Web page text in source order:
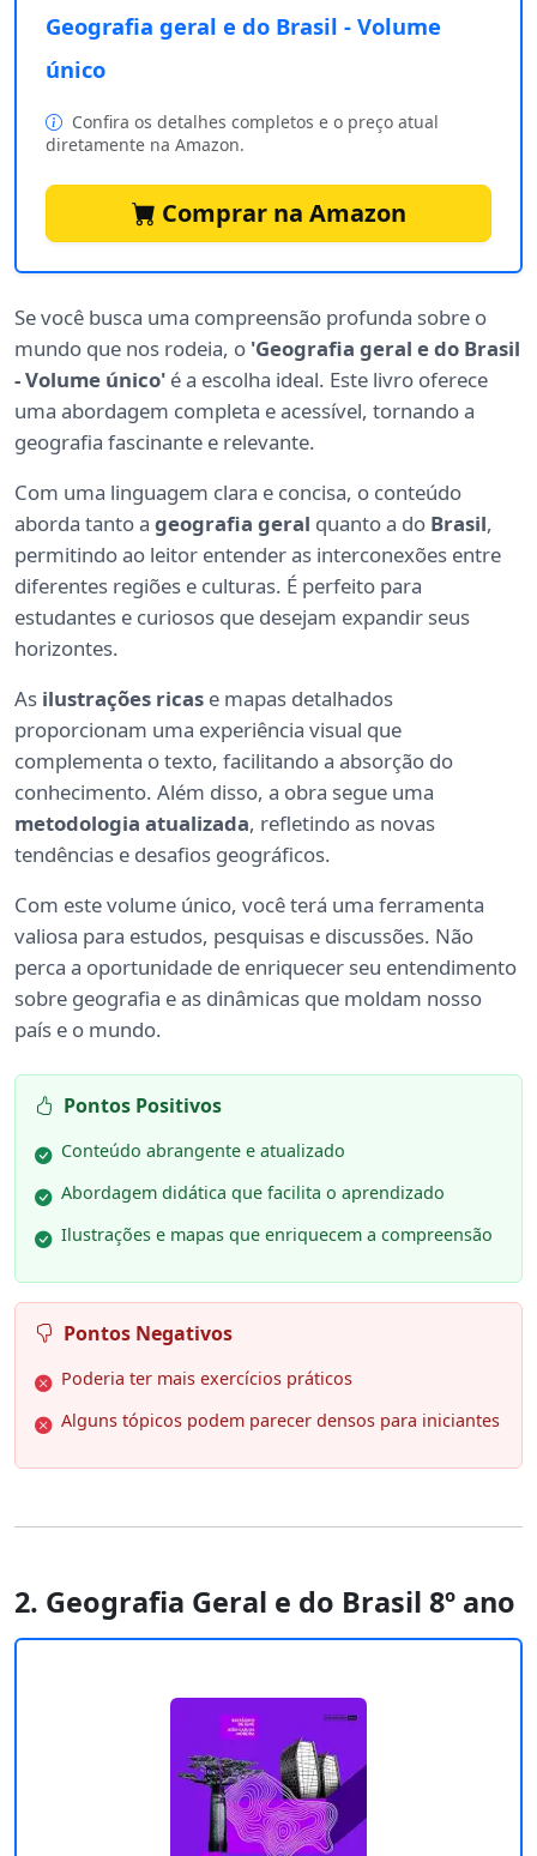
Geografia geral e do Brasil - Volume
único
Confira os detalhes completos e o preço atual
diretamente na Amazon.
Comprar na Amazon
Se você busca uma compreensão profunda sobre o
mundo que nos rodeia, o 'Geografia geral e do Brasil
- Volume único' é a escolha ideal. Este livro oferece
uma abordagem completa e acessível, tornando a
geografia fascinante e relevante.
Com uma linguagem clara e concisa, o conteúdo
aborda tanto a geografia geral quanto a do Brasil,
permitindo ao leitor entender as interconexões entre
diferentes regiões e culturas. É perfeito para
estudantes e curiosos que desejam expandir seus
horizontes.
As ilustrações ricas e mapas detalhados
proporcionam uma experiência visual que
complementa o texto, facilitando a absorção do
conhecimento. Além disso, a obra segue uma
metodologia atualizada, refletindo as novas
tendências e desafios geográficos.
Com este volume único, você terá uma ferramenta
valiosa para estudos, pesquisas e discussões. Não
perca a oportunidade de enriquecer seu entendimento
sobre geografia e as dinâmicas que moldam nosso
país e o mundo.
Pontos Positivos
Conteúdo abrangente e atualizado
Abordagem didática que facilita o aprendizado
Ilustrações e mapas que enriquecem a compreensão
Pontos Negativos
Poderia ter mais exercícios práticos
Alguns tópicos podem parecer densos para iniciantes
2. Geografia Geral e do Brasil 8º ano